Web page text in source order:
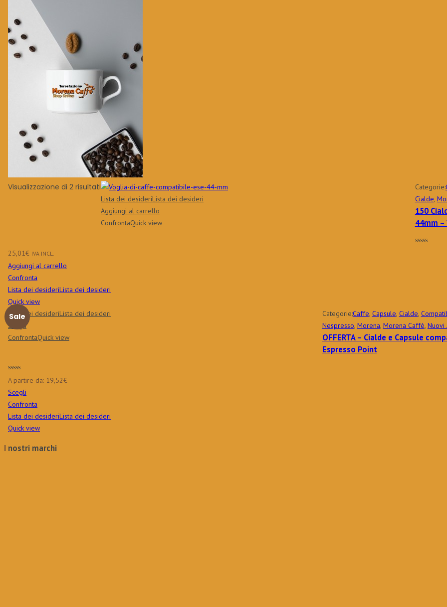
Visualizzazione di 2 risultati
Lista dei desideriLista dei desideri
Aggiungi al carrello
ConfrontaQuick view
Categorie:
Cialde,
150
44mm
25,01€ IVA INCL.
Aggiungi al carrello
Confronta
Lista dei desideriLista dei desideri
Quick view
Sale
Lista dei desideriLista dei desideri
Scegli
ConfrontaQuick view
Categorie:Caffe, Capsule, Cialde,
Nespresso, Morena, Morena Caffè, Nuovi
OFFERTA – Cialde e Capsule
Espresso Point
A partire da: 19,52€
Scegli
Confronta
Lista dei desideriLista dei desideri
Quick view
I nostri marchi